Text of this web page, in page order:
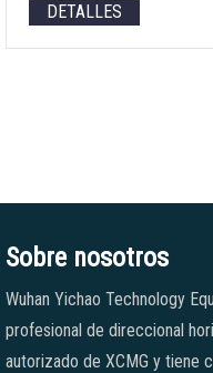
DETALLES
Sobre nosotros
Wuhan Yichao Technology
profesional de direccional
autorizado de XCMG y tiene